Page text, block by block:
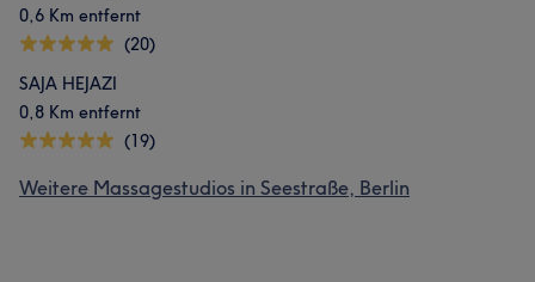
0,6 Km entfernt
(20)
SAJA HEJAZI
0,8 Km entfernt
(19)
Weitere Massagestudios in Seestraße, Berlin